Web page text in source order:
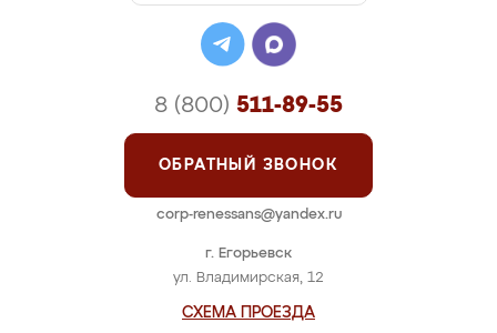
г. Егорьевск
ул. Владимирская, 12
СХЕМА ПРОЕЗДА
8 (800) 511-89-55
ОБРАТНЫЙ ЗВОНОК
corp-renessans@yandex.ru